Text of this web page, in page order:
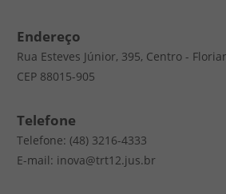
Endereço
Rua Esteves Júnior, 395, Centro -
CEP 88015-905
Telefone
Telefone: (48) 3216-4333
E-mail: inova@trt12.jus.br